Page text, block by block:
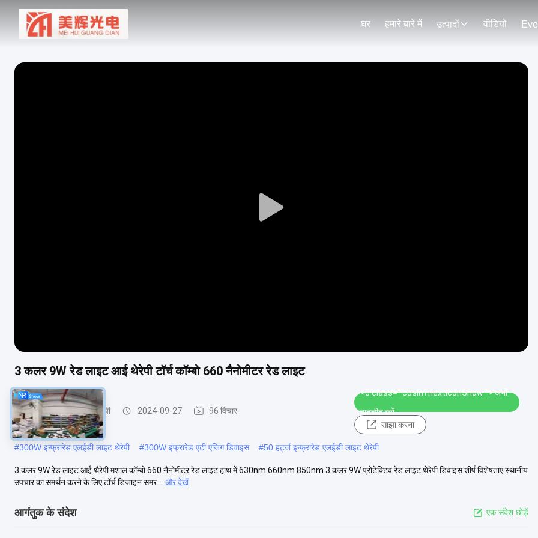
घर हमारे बारे में उत्पादों वीडियो
Play
3 कलर 9W रेड लाइट आई थेरेपी टॉर्च कॉम्बो 660 नैनोमीटर रेड लाइट
इन्फ्रारेड एलईडी लाइट थेरेपी 2024-09-27 96 विचार
<0 class=" cusim nextIconShow ">अभी
बातचीत करें
साझा करना
#300W इन्फ्रारेड एलईडी लाइट थेरेपी #300W इंफ्रारेड एंटी एजिंग डिवाइस #50 हर्ट्ज इन्फ्रारेड एलईडी लाइट थेरेपी
3 कलर 9W रेड लाइट आई थैरेपी मशाल कॉम्बो 660 नैनोमीटर रेड लाइट हाथ में 630nm 660nm 850nm 3 कलर 9W प्रोटेक्टिव रेड लाइट थेरेपी डिवाइस शीर्ष विशेषताएं स्थानीय
उपचार का समर्थन करने के लिए टॉर्च डिजाइन समर...
और देखें
आगंतुक के संदेश एक संदेश छोड़ें